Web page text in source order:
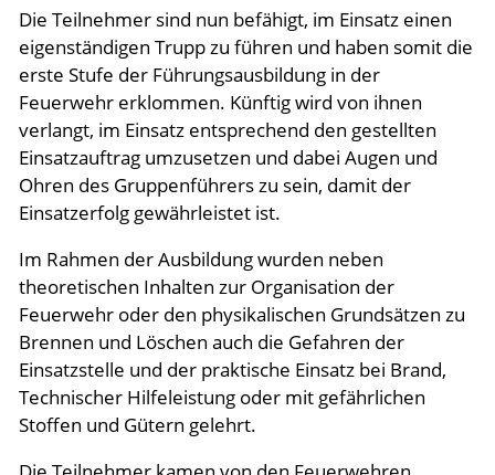
Termine & Events
Links
Die Teilnehmer sind nun befähigt, im Einsatz einen
eigenständigen Trupp zu führen und haben somit die
erste Stufe der Führungsausbildung in der
Feuerwehr erklommen. Künftig wird von ihnen
verlangt, im Einsatz entsprechend den gestellten
Einsatzauftrag umzusetzen und dabei Augen und
Ohren des Gruppenführers zu sein, damit der
Einsatzerfolg gewährleistet ist.
Im Rahmen der Ausbildung wurden neben
theoretischen Inhalten zur Organisation der
Feuerwehr oder den physikalischen Grundsätzen zu
Brennen und Löschen auch die Gefahren der
Einsatzstelle und der praktische Einsatz bei Brand,
Technischer Hilfeleistung oder mit gefährlichen
Stoffen und Gütern gelehrt.